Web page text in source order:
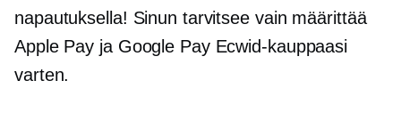
napautuksella! Sinun tarvitsee vain määrittää
Apple Pay ja Google Pay Ecwid-kauppaasi
varten.